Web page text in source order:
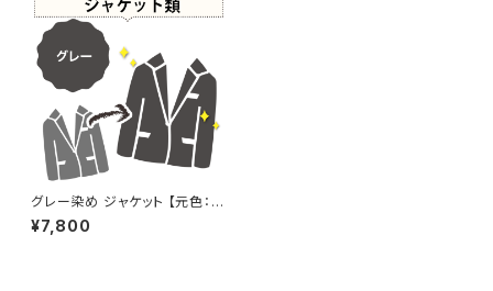
グレー染め ジャケット 【元色：白
- 汚れあり】 -染め直し[灰色 -
Gray]410-0203
¥7,800